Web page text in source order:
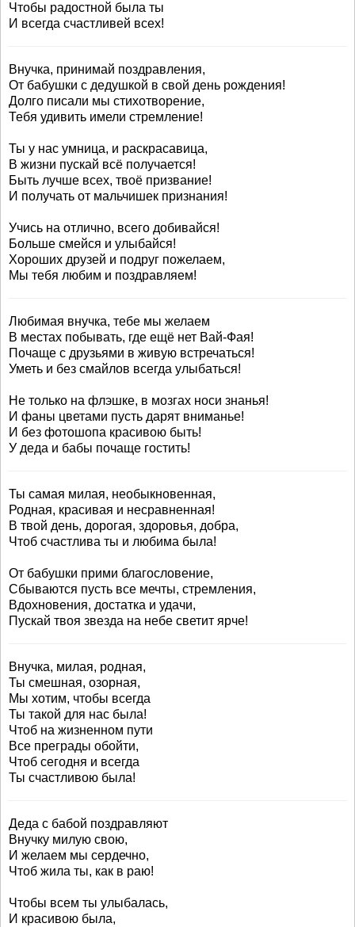
Чтобы радостной была ты
И всегда счастливей всех!
Внучка, принимай поздравления,
От бабушки с дедушкой в свой день рождения!
Долго писали мы стихотворение,
Тебя удивить имели стремление!
Ты у нас умница, и раскрасавица,
В жизни пускай всё получается!
Быть лучше всех, твоё призвание!
И получать от мальчишек признания!
Учись на отлично, всего добивайся!
Больше смейся и улыбайся!
Хороших друзей и подруг пожелаем,
Мы тебя любим и поздравляем!
Любимая внучка, тебе мы желаем
В местах побывать, где ещё нет Вай-Фая!
Почаще с друзьями в живую встречаться!
Уметь и без смайлов всегда улыбаться!
Не только на флэшке, в мозгах носи знанья!
И фаны цветами пусть дарят вниманье!
И без фотошопа красивою быть!
У деда и бабы почаще гостить!
Ты самая милая, необыкновенная,
Родная, красивая и несравненная!
В твой день, дорогая, здоровья, добра,
Чтоб счастлива ты и любима была!
От бабушки прими благословение,
Сбываются пусть все мечты, стремления,
Вдохновения, достатка и удачи,
Пускай твоя звезда на небе светит ярче!
Внучка, милая, родная,
Ты смешная, озорная,
Мы хотим, чтобы всегда
Ты такой для нас была!
Чтоб на жизненном пути
Все преграды обойти,
Чтоб сегодня и всегда
Ты счастливою была!
Деда с бабой поздравляют
Внучку милую свою,
И желаем мы сердечно,
Чтоб жила ты, как в раю!
Чтобы всем ты улыбалась,
И красивою была,